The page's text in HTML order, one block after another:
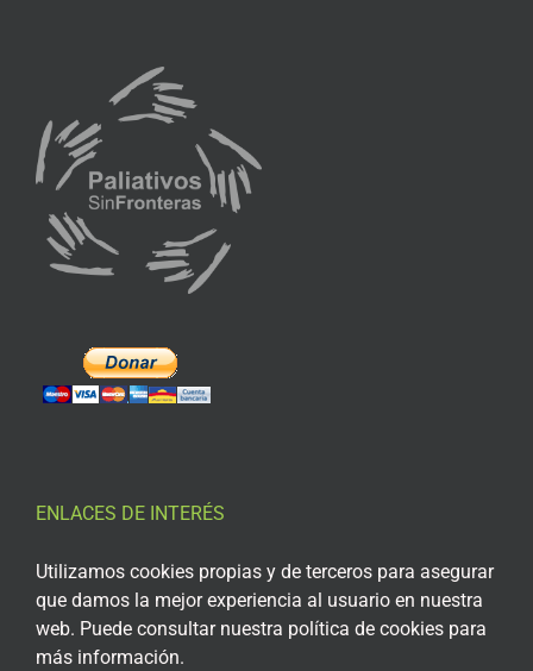
ENLACES DE INTERÉS
Aviso Legal
Política de privacidad
Política de privacidad Redes Sociales
Utilizamos cookies propias y de terceros para asegurar
que damos la mejor experiencia al usuario en nuestra
web. Puede consultar nuestra política de cookies para
más información.